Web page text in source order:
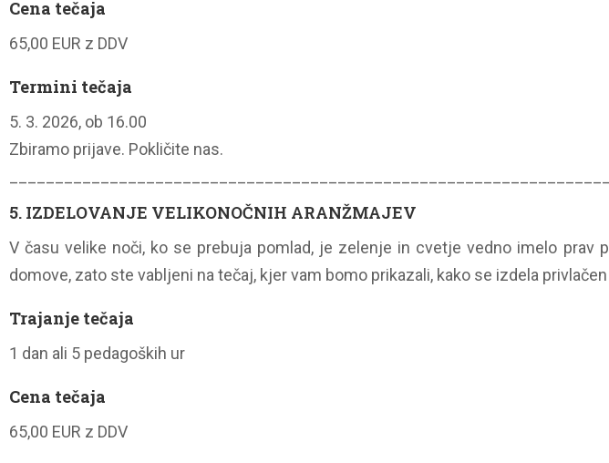
Cena tečaja
65,00 EUR z DDV
Termini tečaja
5. 3. 2026, ob 16.00
Zbiramo prijave. Pokličite nas.
5. IZDELOVANJE VELIKONOČNIH ARANŽMAJEV
V času velike noči, ko se prebuja pomlad, je zelenje in cvetje vedno imelo
domove, zato ste vabljeni na tečaj, kjer vam bomo prikazali, kako se izdela
Trajanje tečaja
1 dan ali 5 pedagoških ur
Cena tečaja
65,00 EUR z DDV